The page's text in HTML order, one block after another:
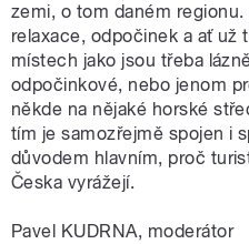
zemi, o tom daném
relaxace, odpočinek a ať už
místech jako jsou třeba
odpočinkové, nebo jenom
někde na nějaké horské
tím je samozřejmě spojen i
důvodem hlavním, proč
Česka vyrážejí.
Pavel KUDRNA, moderátor